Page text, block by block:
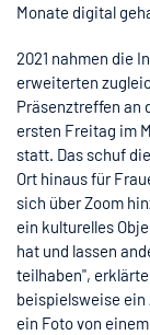
Monate digital
2021 nahmen die
erweiterten
Präsenztreffen an
ersten Freitag im
statt. Das schuf
Ort hinaus für
sich über Zoom
ein kulturelles
hat und lassen
teilhaben",
beispielsweise
ein Foto von